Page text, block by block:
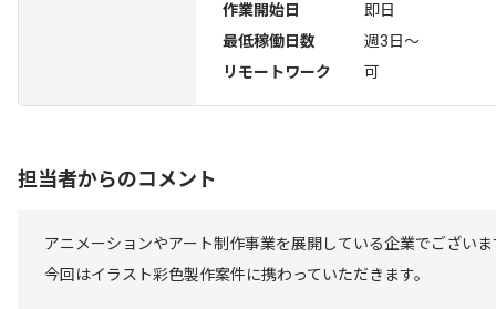
作業開始日
即日
最低稼働日数
週3日〜
リモートワーク
可
担当者からのコメント
アニメーションやアート制作事業を展開している企業でございま
今回はイラスト彩色製作案件に携わっていただきます。